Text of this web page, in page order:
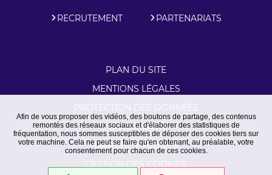
Afin de vous proposer des vidéos, des boutons de partage, des contenus
remontés des réseaux sociaux et d'élaborer des statistiques de
fréquentation, nous sommes susceptibles de déposer des cookies tiers sur
votre machine. Cela ne peut se faire qu'en obtenant, au préalable, votre
consentement pour chacun de ces cookies.
RECRUTEMENT PARTENARIATS
PLAN DU SITE
MENTIONS LÉGALES
PROTECTION DES DONNÉES
ACCESSIBILITÉ
MARCHÉS PUBLICS
GESTION DES COOKIES